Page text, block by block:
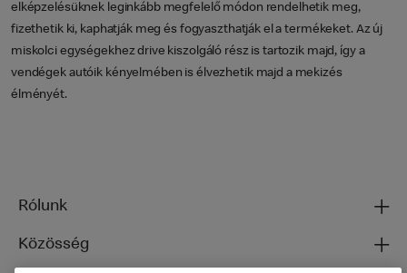
elképzelésüknek leginkább megfelelő módon rendelhetik meg,
fizethetik ki, kaphatják meg és fogyaszthatják el a termékeket. Az új
miskolci egységekhez drive kiszolgáló rész is tartozik majd, így a
vendégek autóik kényelmében is élvezhetik majd a mekizés
élményét.
Rólunk
Közösség